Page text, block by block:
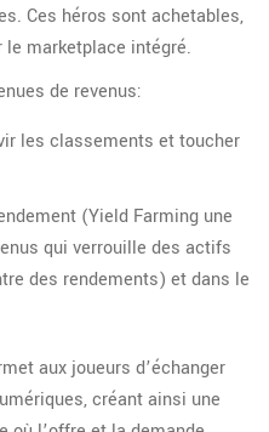
. Ces héros sont achetables,
marketplace intégré.
de revenus:
les classements et toucher
(Yield Farming une
qui verrouille des actifs
des rendements) et dans le
aux joueurs d’échanger
créant ainsi une